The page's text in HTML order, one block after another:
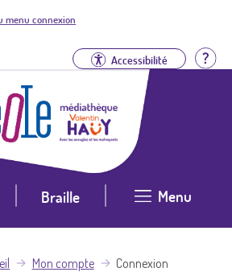
menu connexion
Accessibilité
Braille Menu
Mon compte Connexion